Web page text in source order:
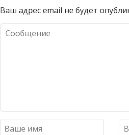
Ваш адрес email не будет